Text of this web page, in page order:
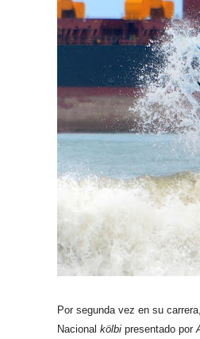
Por segunda vez en su
Nacional kölbi presentado por